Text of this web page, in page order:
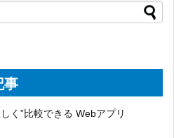
事
く”比較できる Webアプリ